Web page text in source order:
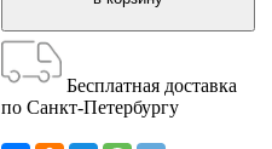
Бесплатная доставка
по Санкт-Петербургу